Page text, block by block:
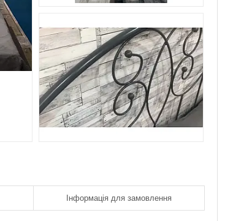
Інформація для замовлення